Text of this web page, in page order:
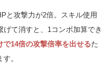
と攻撃力が2倍。スキル使用
て消すと、1コンボ加算でき
で14倍の攻撃倍率を出せるた
。